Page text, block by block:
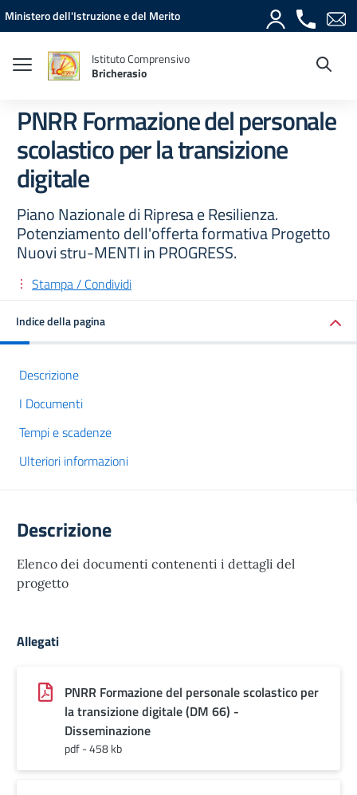
Vai ai contenuti
Vai al menu di navigazione
Vai al footer
Ministero dell'Istruzione e del Merito
Istituto Comprensivo
Bricherasio
PNRR Formazione del personale
scolastico per la transizione
digitale
Piano Nazionale di Ripresa e Resilienza.
Potenziamento dell'offerta formativa Progetto
Nuovi stru-MENTI in PROGRESS.
Stampa / Condividi
Indice della pagina
Descrizione
I Documenti
Tempi e scadenze
Ulteriori informazioni
Descrizione
Elenco dei documenti contenenti i dettagli del
progetto
Allegati
PNRR Formazione del personale scolastico per
la transizione digitale (DM 66) -
Disseminazione
pdf - 458 kb